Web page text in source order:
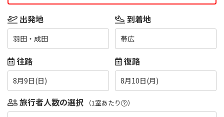
出発地
羽田・成田
到着地
帯広
往路
8月9日(日)
復路
8月10日(月)
旅行者人数の選択 （1室あたり ）